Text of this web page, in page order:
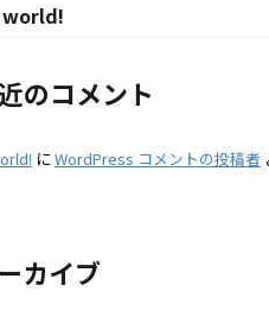
のコメント
にWordPress コメントの投稿者
カイブ